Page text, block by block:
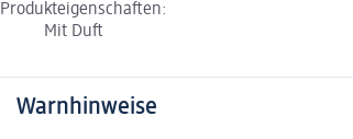
Produkteigenschaften:
Mit Duft
Warnhinweise